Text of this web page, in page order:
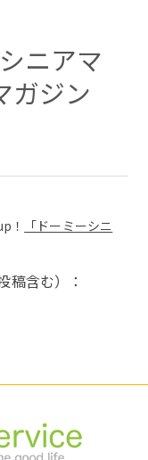
ニアマ
ガジン
！
「ドーミーシニ
稿含む）：